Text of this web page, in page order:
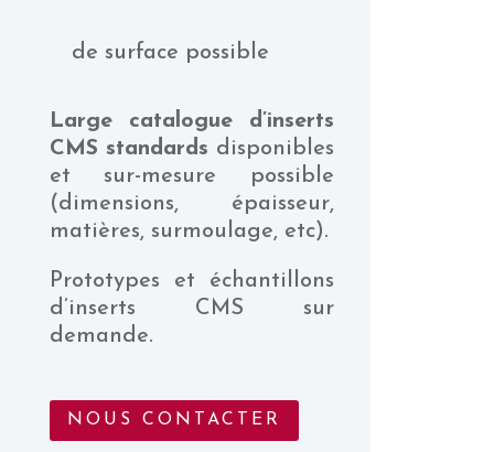
de surface possible
Large catalogue d’inserts
CMS standards disponibles
et sur-mesure possible
(dimensions, épaisseur,
matières, surmoulage, etc).
Prototypes et échantillons
d’inserts CMS sur
demande.
NOUS CONTACTER